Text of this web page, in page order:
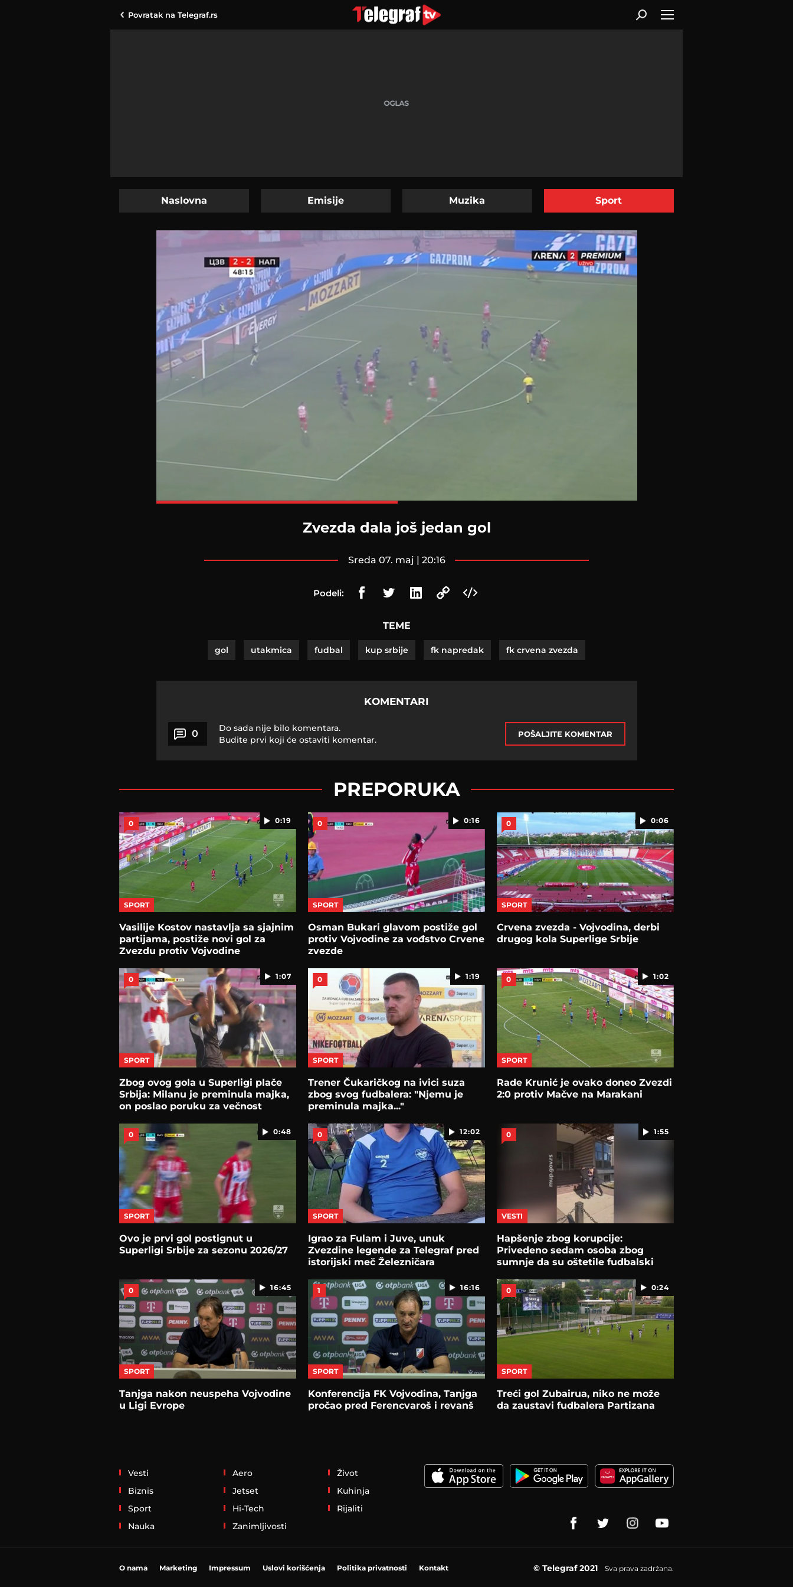
Povratak na Telegraf.rs
Naslovna Emisije Muzika Sport
Loaded
Zvezda dala još jedan gol
sreda 07. maj | 20:16
Podeli:
TEME
gol utakmica fudbal kup srbije fk napredak fk crvena zvezda
KOMENTARI
0
Do sada nije bilo komentara.
Budite prvi koji će ostaviti komentar.
POŠALJITE KOMENTAR
PREPORUKA
0:19
0
SPORT
Vasilije Kostov nastavlja sa sjajnim
partijama, postiže novi gol za
Zvezdu protiv Vojvodine
0:16
0
SPORT
Osman Bukari glavom postiže gol
protiv Vojvodine za vođstvo Crvene
zvezde
0:06
0
SPORT
Crvena zvezda - Vojvodina, derbi
drugog kola Superlige Srbije
1:07
0
SPORT
Zbog ovog gola u Superligi plače
Srbija: Milanu je preminula majka,
on poslao poruku za večnost
1:19
0
SPORT
Trener Čukaričkog na ivici suza
zbog svog fudbalera: "Njemu je
preminula majka..."
1:02
0
SPORT
Rade Krunić je ovako doneo Zvezdi
2:0 protiv Mačve na Marakani
0:48
0
SPORT
Ovo je prvi gol postignut u
Superligi Srbije za sezonu 2026/27
12:02
0
SPORT
Igrao za Fulam i Juve, unuk
Zvezdine legende za Telegraf pred
istorijski meč Železničara
1:55
0
VESTI
Hapšenje zbog korupcije:
Privedeno sedam osoba zbog
sumnje da su oštetile fudbalski
16:45
0
SPORT
Tanjga nakon neuspeha Vojvodine
u Ligi Evrope
16:16
1
SPORT
Konferencija FK Vojvodina, Tanjga
pročao pred Ferencvaroš i revanš
0:24
0
SPORT
Treći gol Zubairua, niko ne može
da zaustavi fudbalera Partizana
Vesti
Biznis
Sport
Nauka
Aero
Jetset
Hi-Tech
Zanimljivosti
Život
Kuhinja
Rijaliti
O nama Marketing Impressum Uslovi korišćenja Politika privatnosti Kontakt © Telegraf 2021 Sva prava zadržana.